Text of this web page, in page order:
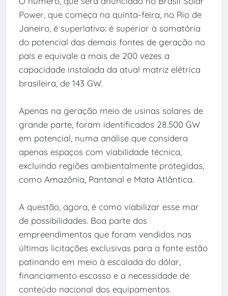
Power, que começa na quinta-feira, no Rio de
Janeiro, é superlativo: é superior à somatória
do potencial das demais fontes de geração no
país e equivale a mais de 200 vezes a
capacidade instalada da atual matriz elétrica
brasileira, de 143 GW.
Apenas na geração meio de usinas solares de
grande parte, foram identificados 28.500 GW
em potencial, numa análise que considera
apenas espaços com viabilidade técnica,
excluindo regiões ambientalmente protegidas,
como Amazônia, Pantanal e Mata Atlântica.
A questão, agora, é como viabilizar esse mar
de possibilidades. Boa parte dos
empreendimentos que foram vendidos nas
últimas licitações exclusivas para a fonte estão
patinando em meio à escalada do dólar,
financiamento escasso e a necessidade de
conteúdo nacional dos equipamentos.